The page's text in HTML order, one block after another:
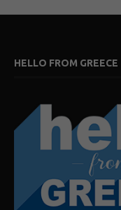
HELLO FROM GREECE